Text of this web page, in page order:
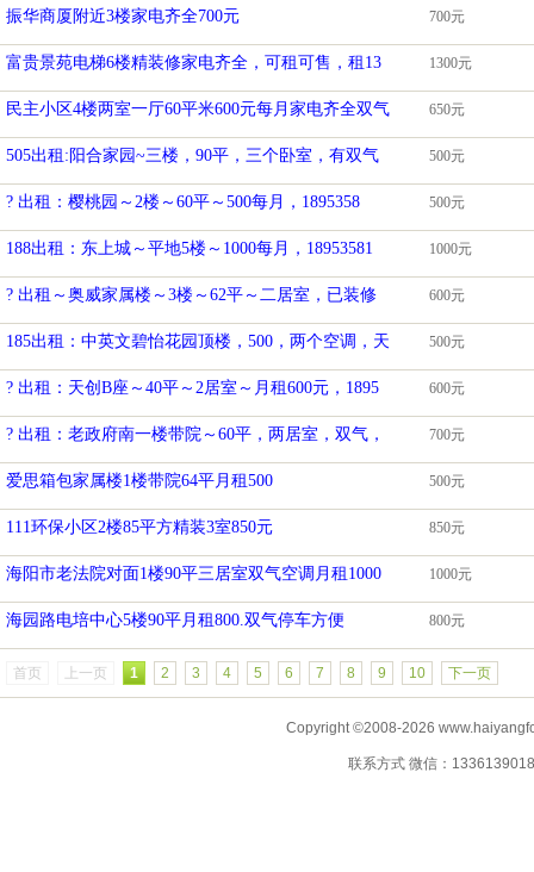
振华商厦附近3楼家电齐全700元 700元
富贵景苑电梯6楼精装修家电齐全，可租可售，租13 1300元
民主小区4楼两室一厅60平米600元每月家电齐全双气 650元
505出租:阳合家园~三楼，90平，三个卧室，有双气 500元
? 出租：樱桃园～2楼～60平～500每月，1895358 500元
188出租：东上城～平地5楼～1000每月，18953581 1000元
? 出租～奥威家属楼～3楼～62平～二居室，已装修 600元
185出租：中英文碧怡花园顶楼，500，两个空调，天 500元
? 出租：天创B座～40平～2居室～月租600元，1895 600元
? 出租：老政府南一楼带院～60平，两居室，双气， 700元
爱思箱包家属楼1楼带院64平月租500 500元
111环保小区2楼85平方精装3室850元 850元
海阳市老法院对面1楼90平三居室双气空调月租1000 1000元
海园路电培中心5楼90平月租800.双气停车方便 800元
首页 上一页 1 2 3 4 5 6 7 8 9 10 下一页
Copyright ©2008-2026
联系方式 微信：